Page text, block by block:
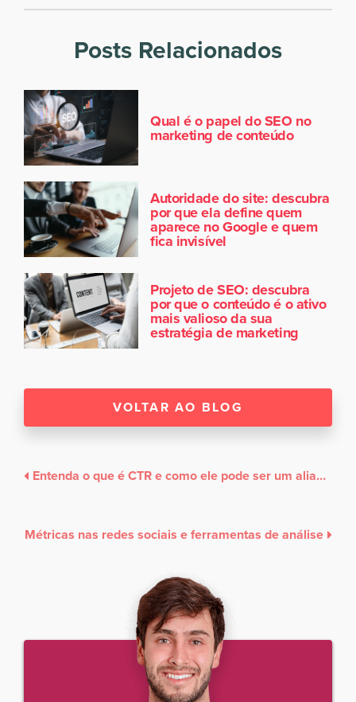
Posts Relacionados
Qual é o papel do SEO no
marketing de conteúdo
Autoridade do site: descubra
por que ela define quem
aparece no Google e quem
fica invisível
Projeto de SEO: descubra
por que o conteúdo é o ativo
mais valioso da sua
estratégia de marketing
VOLTAR AO BLOG
Entenda o que é CTR e como ele pode ser um aliado para seus resultados no tráfego orgânico
Métricas nas redes sociais e ferramentas de análise